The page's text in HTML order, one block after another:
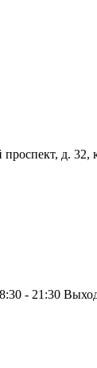
проспект, д.
- 21:30